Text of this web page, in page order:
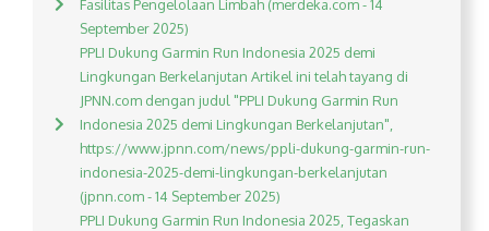
Fasilitas Pengelolaan Limbah (merdeka.com - 14
September 2025)
PPLI Dukung Garmin Run Indonesia 2025 demi
Lingkungan Berkelanjutan Artikel ini telah tayang di
JPNN.com dengan judul "PPLI Dukung Garmin Run
Indonesia 2025 demi Lingkungan Berkelanjutan",
https://www.jpnn.com/news/ppli-dukung-garmin-run-
indonesia-2025-demi-lingkungan-berkelanjutan
(jpnn.com - 14 September 2025)
PPLI Dukung Garmin Run Indonesia 2025, Tegaskan